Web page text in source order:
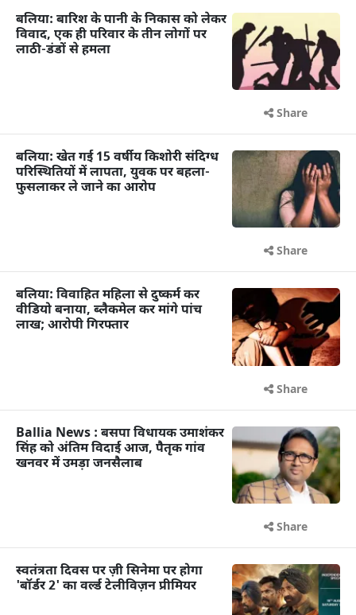
बलिया: बारिश के पानी के निकास को लेकर
विवाद, एक ही परिवार के तीन लोगों पर
लाठी-डंडों से हमला
Share
बलिया: खेत गई 15 वर्षीय किशोरी संदिग्ध
परिस्थितियों में लापता, युवक पर बहला-
फुसलाकर ले जाने का आरोप
Share
बलिया: विवाहित महिला से दुष्कर्म कर
वीडियो बनाया, ब्लैकमेल कर मांगे पांच
लाख; आरोपी गिरफ्तार
Share
Ballia News : बसपा विधायक उमाशंकर
सिंह को अंतिम विदाई आज, पैतृक गांव
खनवर में उमड़ा जनसैलाब
Share
स्वतंत्रता दिवस पर ज़ी सिनेमा पर होगा
'बॉर्डर 2' का वर्ल्ड टेलीविज़न प्रीमियर